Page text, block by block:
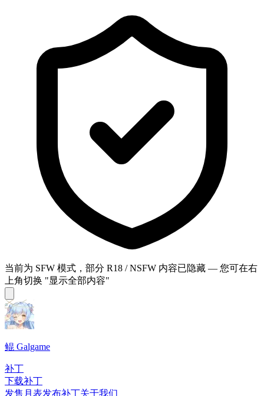
当前为 SFW 模式，部分 R18 / NSFW 内容已隐藏 — 您可在右
上角切换 "显示全部内容"
鲲 Galgame
补丁
下载补丁
发售月表发布补丁关于我们